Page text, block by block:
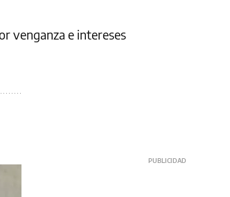
venganza e intereses